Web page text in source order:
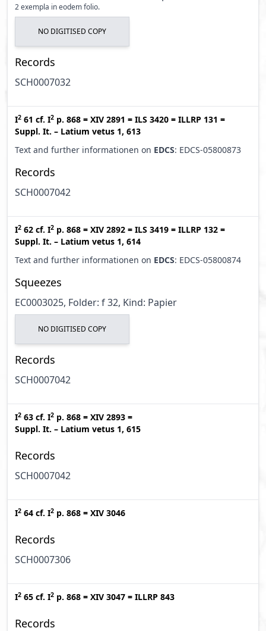
2 exempla in eodem folio.
NO DIGITISED COPY
Records
SCH0007032
I2 61 cf. I2 p. 868 = XIV 2891 = ILS 3420 = ILLRP 131 =
Suppl. It. – Latium vetus 1, 613
Text and further informationen on EDCS: EDCS-05800873
Records
SCH0007042
I2 62 cf. I2 p. 868 = XIV 2892 = ILS 3419 = ILLRP 132 =
Suppl. It. – Latium vetus 1, 614
Text and further informationen on EDCS: EDCS-05800874
Squeezes
EC0003025, Folder: f 32, Kind: Papier
NO DIGITISED COPY
Records
SCH0007042
I2 63 cf. I2 p. 868 = XIV 2893 =
Suppl. It. – Latium vetus 1, 615
Records
SCH0007042
I2 64 cf. I2 p. 868 = XIV 3046
Records
SCH0007306
I2 65 cf. I2 p. 868 = XIV 3047 = ILLRP 843
Records